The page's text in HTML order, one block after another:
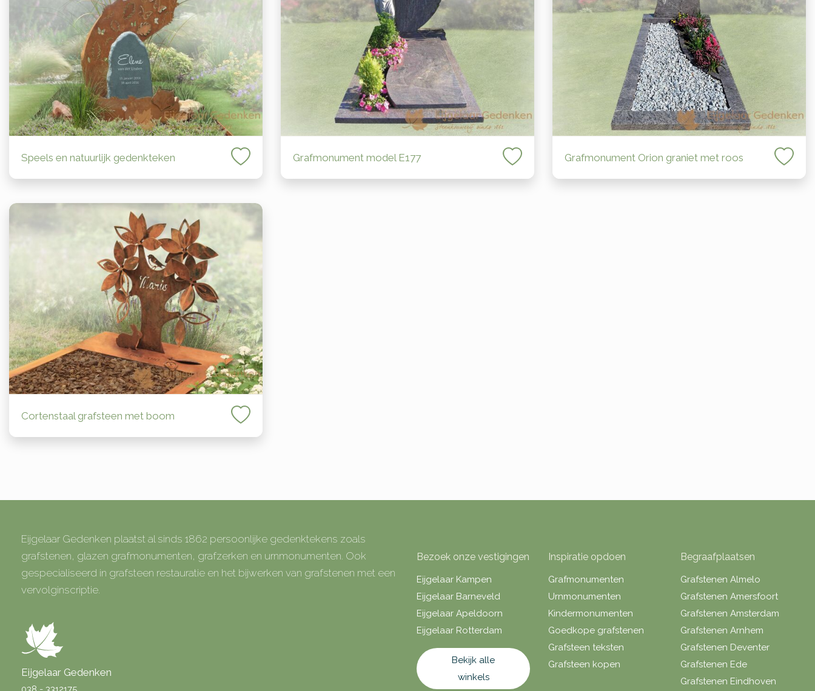
Speels en natuurlijk gedenkteken Grafmonument model E177 Grafmonument Orion graniet met roos
Cortenstaal grafsteen met boom
Eijgelaar Gedenken plaatst al sinds 1862 persoonlijke gedenktekens zoals
grafstenen, glazen grafmonumenten, grafzerken en urnmonumenten. Ook
gespecialiseerd in grafsteen restauratie en het bijwerken van grafstenen met een
vervolginscriptie.
Eijgelaar Gedenken
Bezoek onze vestigingen
Eijgelaar Kampen
Eijgelaar Barneveld
Eijgelaar Apeldoorn
Eijgelaar Rotterdam
Bekijk alle
winkels
Inspiratie opdoen
Grafmonumenten
Urnmonumenten
Kindermonumenten
Goedkope grafstenen
Grafsteen teksten
Grafsteen kopen
Begraafplaatsen
Grafstenen Almelo
Grafstenen Amersfoort
Grafstenen Amsterdam
Grafstenen Arnhem
Grafstenen Deventer
Grafstenen Ede
Grafstenen Eindhoven